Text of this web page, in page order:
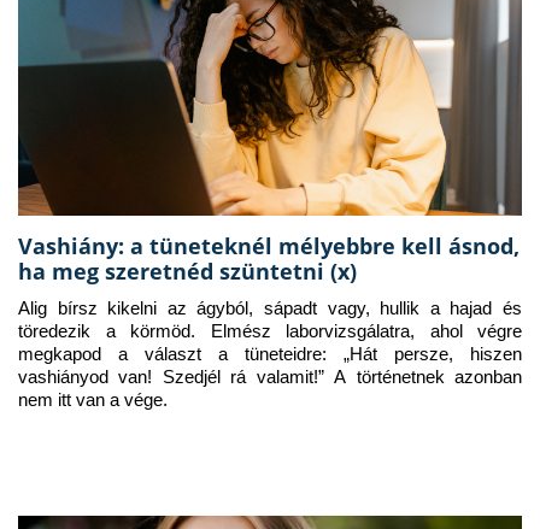
Vashiány: a tüneteknél mélyebbre kell ásnod,
ha meg szeretnéd szüntetni (x)
Alig bírsz kikelni az ágyból, sápadt vagy, hullik a hajad és
töredezik a körmöd. Elmész laborvizsgálatra, ahol végre
megkapod a választ a tüneteidre: „Hát persze, hiszen
vashiányod van! Szedjél rá valamit!” A történetnek azonban
nem itt van a vége.